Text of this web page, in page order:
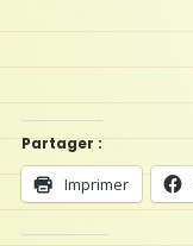
Partager :
Imprimer